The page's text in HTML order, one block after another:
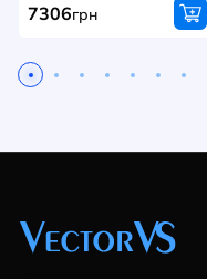
7306грн